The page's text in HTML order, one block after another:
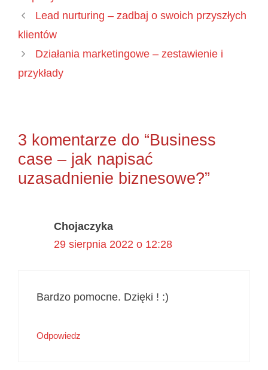
Lead nurturing – zadbaj o swoich przyszłych
klientów
Działania marketingowe – zestawienie i
przykłady
3 komentarze do “Business
case – jak napisać
uzasadnienie biznesowe?”
Chojaczyka
29 sierpnia 2022 o 12:28
Bardzo pomocne. Dzięki ! :)
Odpowiedz